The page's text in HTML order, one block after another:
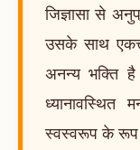
जिज्ञासा से
उसके साथ
अनन्य भक्ति है
स्वस्वरूप के रूप